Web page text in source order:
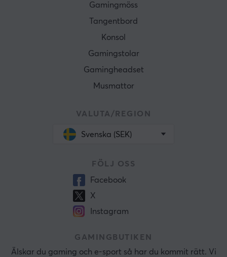
Gamingmöss
Tangentbord
Konsol
Gamingstolar
Gamingheadset
Musmattor
VALUTA/REGION
Svenska (SEK)
FÖLJ OSS
Facebook
X
Instagram
GAMINGBUTIKEN
Älskar du gaming och e-sport så har du kommit rätt. Vi